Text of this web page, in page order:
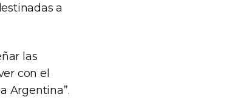
a
las
con el
Argentina”.